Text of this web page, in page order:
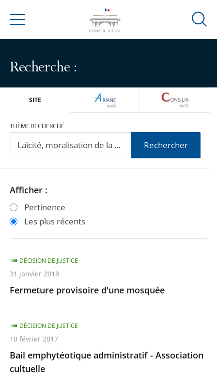
Menu
Ouvrir
Recherche :
SITE ARIANEWEB
THÈME RECHERCHÉ
Rechercher
Passer
les
filtres
après
Passer
les
filtres
avant
Afficher :
Pertinence
Les plus récents
Fermeture provisoire d'une mosquée
DÉCISION DE JUSTICE
31 janvier 2018
Bail emphytéotique administratif - Association
cultuelle
DÉCISION DE JUSTICE
10 février 2017